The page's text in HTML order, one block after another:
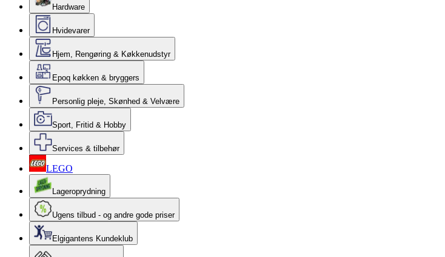
Hardware
Hvidevarer
Hjem, Rengøring & Køkkenudstyr
Epoq køkken & bryggers
Personlig pleje, Skønhed & Velvære
Sport, Fritid & Hobby
Services & tilbehør
LEGO
Lageroprydning
Ugens tilbud - og andre gode priser
Elgigantens Kundeklub